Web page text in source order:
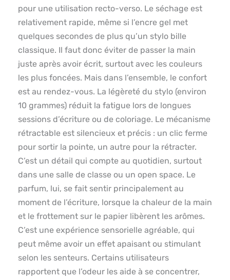
pour une utilisation recto-verso. Le séchage est
relativement rapide, même si l’encre gel met
quelques secondes de plus qu’un stylo bille
classique. Il faut donc éviter de passer la main
juste après avoir écrit, surtout avec les couleurs
les plus foncées. Mais dans l’ensemble, le confort
est au rendez-vous. La légèreté du stylo (environ
10 grammes) réduit la fatigue lors de longues
sessions d’écriture ou de coloriage. Le mécanisme
rétractable est silencieux et précis : un clic ferme
pour sortir la pointe, un autre pour la rétracter.
C’est un détail qui compte au quotidien, surtout
dans une salle de classe ou un open space. Le
parfum, lui, se fait sentir principalement au
moment de l’écriture, lorsque la chaleur de la main
et le frottement sur le papier libèrent les arômes.
C’est une expérience sensorielle agréable, qui
peut même avoir un effet apaisant ou stimulant
selon les senteurs. Certains utilisateurs
rapportent que l’odeur les aide à se concentrer,